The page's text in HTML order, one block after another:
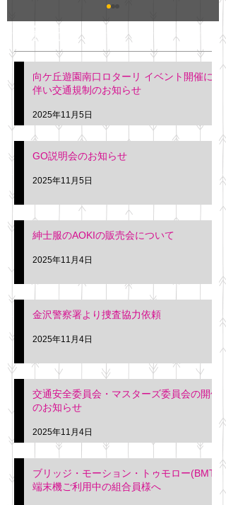
明日(11月6日)午後3時～5
階会議室にてGOの説明会
を行います。 神奈川個人
タクシー協同組合 専務 佐
久間
最新記事
向ケ丘遊園南口ロターリ イベント開催に
伴い交通規制のお知らせ
2025年11月5日
GO説明会のお知らせ
2025年11月5日
紳士服のAOKIの販売会について
2025年11月4日
金沢警察署より捜査協力依頼
2025年11月4日
交通安全委員会・マスターズ委員会の開催
のお知らせ
2025年11月4日
ブリッジ・モーション・トゥモロー(BMT)
端末機ご利用中の組合員様へ